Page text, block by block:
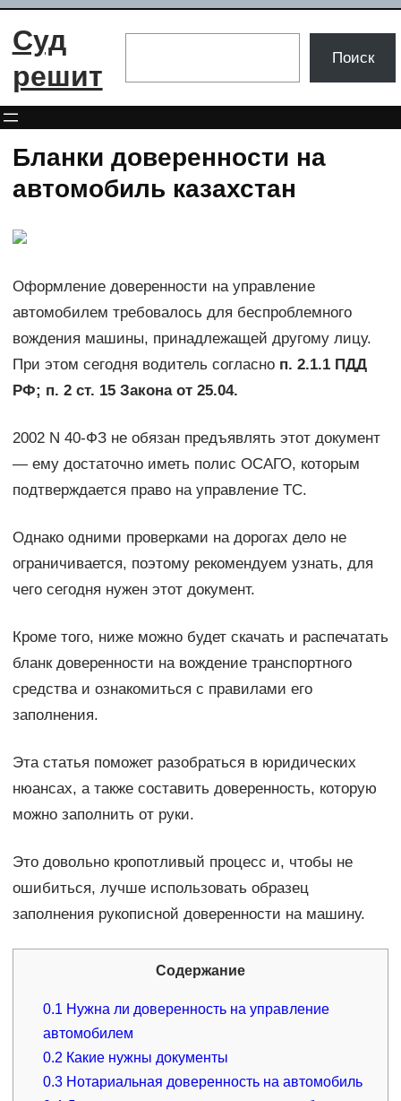
Перейти
Суд
решит
Поиск
Бланки доверенности на
автомобиль казахстан
Оформление доверенности на управление
автомобилем требовалось для беспроблемного
вождения машины, принадлежащей другому лицу.
При этом сегодня водитель согласно п. 2.1.1 ПДД
РФ; п. 2 ст. 15 Закона от 25.04.
2002 N 40-ФЗ не обязан предъявлять этот документ
— ему достаточно иметь полис ОСАГО, которым
подтверждается право на управление ТС.
Однако одними проверками на дорогах дело не
ограничивается, поэтому рекомендуем узнать, для
чего сегодня нужен этот документ.
Кроме того, ниже можно будет скачать и распечатать
бланк доверенности на вождение транспортного
средства и ознакомиться c правилами его
заполнения.
Эта статья поможет разобраться в юридических
нюансах, а также составить доверенность, которую
можно заполнить от руки.
Это довольно кропотливый процесс и, чтобы не
ошибиться, лучше использовать образец
заполнения рукописной доверенности на машину.
Содержание
0.1 Нужна ли доверенность на управление
автомобилем
0.2 Какие нужны документы
0.3 Нотариальная доверенность на автомобиль